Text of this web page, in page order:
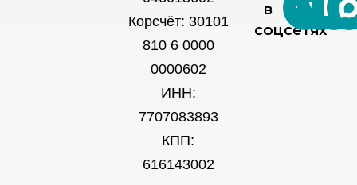
Корсчёт: 30101
810 6 0000
0000602
ИНН:
7707083893
КПП:
616143002
в
соцсетях